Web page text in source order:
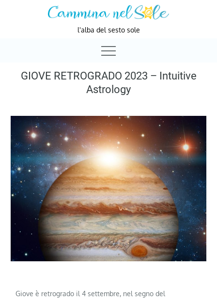
l'alba del sesto sole
GIOVE RETROGRADO 2023 – Intuitive
Astrology
Giove è retrogrado il 4 settembre, nel segno del